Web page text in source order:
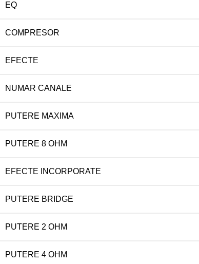
EQ
COMPRESOR
EFECTE
NUMAR CANALE
PUTERE MAXIMA
PUTERE 8 OHM
EFECTE INCORPORATE
PUTERE BRIDGE
PUTERE 2 OHM
PUTERE 4 OHM